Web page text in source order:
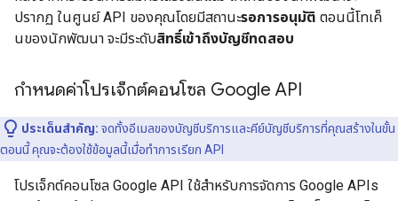
ปรากฏ ในศูนย์ API ของคุณโดยมีสถานะรอการอนุมัติ ตอนนี้โทเค็
นของนักพัฒนา จะมีระดับสิทธิ์เข้าถึงบัญชีทดสอบ
กำหนดค่าโปรเจ็กต์คอนโซล Google API
ประเด็นสำคัญ: จดทั้งอีเมลของบัญชีบริการและคีย์บัญชีบริการที่คุณสร้างในขั้น
ตอนนี้ คุณจะต้องใช้ข้อมูลนี้เมื่อทำการเรียก API
โปรเจ็กต์คอนโซล Google API ใช้สำหรับการจัดการ Google APIs